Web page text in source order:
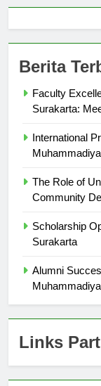
Berita
Faculty
International
The Role of
Scholarship
Alumni
Links